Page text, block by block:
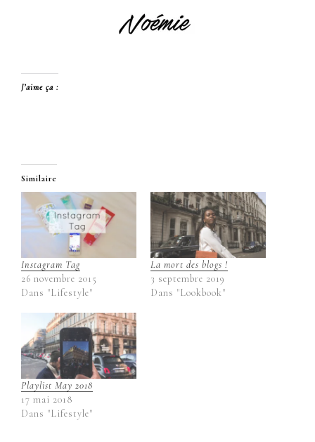
J’aime ça :
Similaire
Instagram Tag
26 novembre 2015
Dans "Lifestyle"
La mort des blogs !
3 septembre 2019
Dans "Lookbook"
Playlist May 2018
17 mai 2018
Dans "Lifestyle"